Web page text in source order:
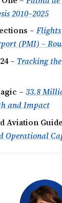
2010–2025
–
(PMI) –
– Tracking
–33.8
and Impact
Aviation Guide
Operational